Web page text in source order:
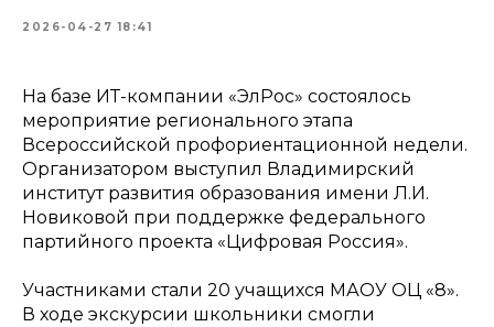
2026-04-27 18:41
На базе ИТ-компании «ЭлРос» состоялось
мероприятие регионального этапа
Всероссийской профориентационной недели.
Организатором выступил Владимирский
институт развития образования имени Л.И.
Новиковой при поддержке федерального
партийного проекта «Цифровая Россия».
Участниками стали 20 учащихся МАОУ ОЦ «8».
В ходе экскурсии школьники смогли